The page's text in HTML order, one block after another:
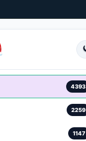
4393
2259
1147